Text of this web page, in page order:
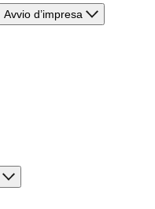
Avvio d’impresa